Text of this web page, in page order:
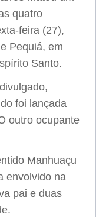
quatro
feira (27),
Pequiá, em
Santo.
foi lançada
outro ocupante
Manhuaçu
envolvido na
pai e duas